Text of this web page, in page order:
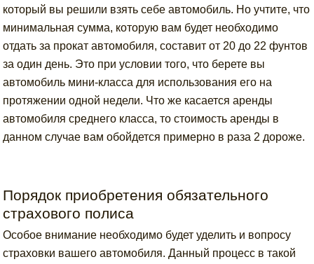
который вы решили взять себе автомобиль. Но учтите, что
минимальная сумма, которую вам будет необходимо
отдать за прокат автомобиля, составит от 20 до 22 фунтов
за один день. Это при условии того, что берете вы
автомобиль мини-класса для использования его на
протяжении одной недели. Что же касается аренды
автомобиля среднего класса, то стоимость аренды в
данном случае вам обойдется примерно в раза 2 дороже.
Порядок приобретения обязательного
страхового полиса
Особое внимание необходимо будет уделить и вопросу
страховки вашего автомобиля. Данный процесс в такой